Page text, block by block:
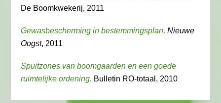
De Boomkwekerij, 2011
Gewasbescherming in bestemmingsplan, Nieuwe
Oogst, 2011
Spuitzones van boomgaarden en een goede
ruimtelijke ordening, Bulletin RO-totaal, 2010